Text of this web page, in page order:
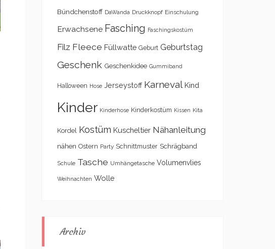
Bündchenstoff DaWanda Druckknopf Einschulung
Erwachsene Fasching Faschingskostüm
Filz Fleece Füllwatte Geburt Geburtstag
Geschenk Geschenkidee Gummiband
Halloween Hose Jerseystoff Karneval Kind
Kinder Kinderhose Kinderkostüm Kissen Kita
Kordel Kostüm Kuscheltier Nähanleitung
nähen Ostern Party Schnittmuster Schrägband
Schule Tasche Umhängetasche Volumenvlies
Weihnachten Wolle
Archiv